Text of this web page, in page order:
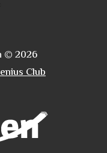
© 2026
Club